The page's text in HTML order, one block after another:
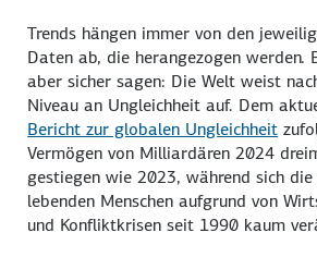
Trends hängen immer von den
Daten ab, die herangezogen werden.
aber sicher sagen: Die Welt weist
Niveau an Ungleichheit auf. Dem
Bericht zur globalen Ungleichheit
Vermögen von Milliardären 2024
gestiegen wie 2023, während sich
lebenden Menschen aufgrund von
und Konfliktkrisen seit 1990 kaum